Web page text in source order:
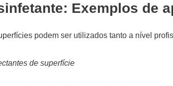
Exemplos de
podem ser utilizados tanto a nível
de superfície